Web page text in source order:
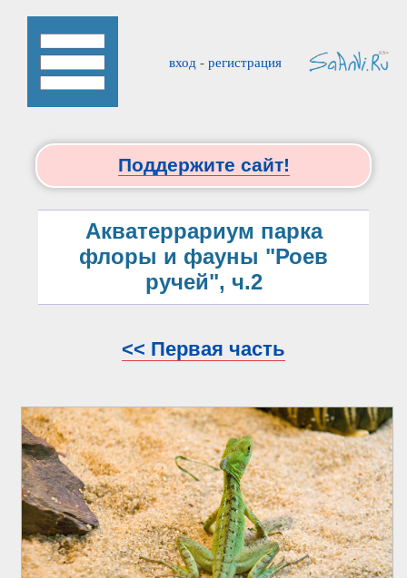
вход - регистрация
Поддержите сайт!
Акватеррариум парка
флоры и фауны "Роев
ручей", ч.2
<< Первая часть